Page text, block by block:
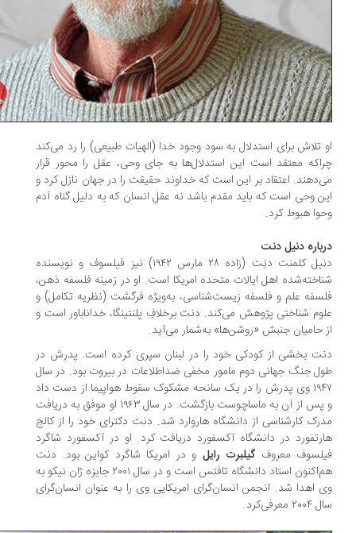
تلاش برای استدلال به سود وجود خدا (الهیات طبیعی) را رد می‌کند
معتقد است این استدلال‌ها به جای وحی، عقل را محور قرار
اعتقاد بر این است که خداوند حقیقت را در جهان نازل کرد و
وحی است که باید مقدم باشد نه عقلِ انسان که به دلیل گناه آدم
هبوط کرد.
دنیل دنت
دنیل کلمنت دنِت (زاده ۲۸ مارس ۱۹۴۲) نیز فیلسوف و نویسنده
اهل ایالات متحده امریکا است. او در زمینه فلسفه ذهن،
علم و فلسفه زیست‌شناسی، به‌ویژه فرگشت (نظریه تکامل) و
شناختی پژوهش می‌کند. دنت برخلافِ پلنتینگا، خداناباور است و
حامیان جنبش «روشن‌ها» به‌شمار می‌آید.
بخشی از کودکی خود را در لبنان سپری کرده است. پدرش در
جنگ جهانی دوم مامور مخفی ضداطلاعات در بیروت بود. در سال
۱۹۴۷ وی پدرش را در یک سانحه مشکوک سقوط هواپیما از دست داد
و پس از آن به ماساچوست بازگشت. در سال ۱۹۶۳ او موفق به دریافت
کارشناسی از دانشگاه هاروارد شد. دنت دکترای خود را از کالج
در دانشگاه آکسفورد دریافت کرد. او در آکسفورد شاگرد
معروفگیلبرت رایلو در امریکا شاگرد کواین بود. دنت
هم‌اکنون استاد دانشگاه تافتس است و در سال ۲۰۰۱ جایزه ژان نیکو به
اهدا شد. انجمن انسان‌گرای امریکایی وی را به عنوان انسان‌گرای